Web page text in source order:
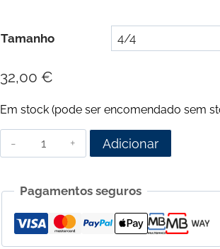
Tamanho
32,00 €
Em stock (pode ser encomendado sem
Quantidade
de
para
Violino
Pirastro
Adicionar
Pagamentos seguros